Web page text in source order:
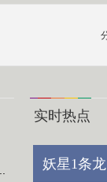
实时热点
妖星1条